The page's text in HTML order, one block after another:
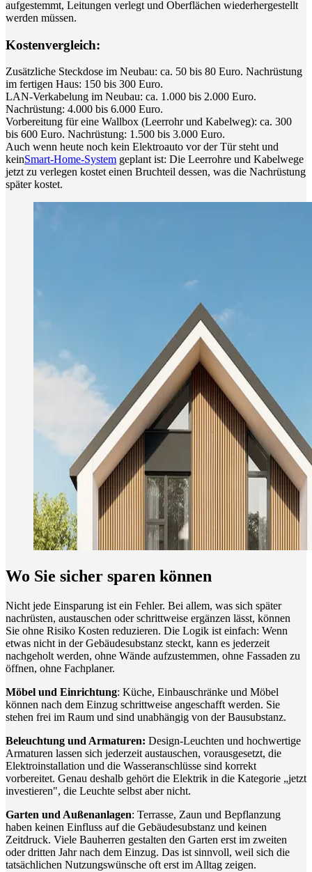
aufgestemmt, Leitungen verlegt und Oberflächen wiederhergestellt
werden müssen.
Kostenvergleich:
Zusätzliche Steckdose im Neubau: ca. 50 bis 80 Euro. Nachrüstung
im fertigen Haus: 150 bis 300 Euro.
LAN-Verkabelung im Neubau: ca. 1.000 bis 2.000 Euro.
Nachrüstung: 4.000 bis 6.000 Euro.
Vorbereitung für eine Wallbox (Leerrohr und Kabelweg): ca. 300
bis 600 Euro. Nachrüstung: 1.500 bis 3.000 Euro.
Auch wenn heute noch kein Elektroauto vor der Tür steht und
keinSmart-Home-System geplant ist: Die Leerrohre und Kabelwege
jetzt zu verlegen kostet einen Bruchteil dessen, was die Nachrüstung
später kostet.
Wo Sie sicher sparen können
Nicht jede Einsparung ist ein Fehler. Bei allem, was sich später
nachrüsten, austauschen oder schrittweise ergänzen lässt, können
Sie ohne Risiko Kosten reduzieren. Die Logik ist einfach: Wenn
etwas nicht in der Gebäudesubstanz steckt, kann es jederzeit
nachgeholt werden, ohne Wände aufzustemmen, ohne Fassaden zu
öffnen, ohne Fachplaner.
Möbel und Einrichtung: Küche, Einbauschränke und Möbel
können nach dem Einzug schrittweise angeschafft werden. Sie
stehen frei im Raum und sind unabhängig von der Bausubstanz.
Beleuchtung und Armaturen: Design-Leuchten und hochwertige
Armaturen lassen sich jederzeit austauschen, vorausgesetzt, die
Elektroinstallation und die Wasseranschlüsse sind korrekt
vorbereitet. Genau deshalb gehört die Elektrik in die Kategorie „jetzt
investieren", die Leuchte selbst aber nicht.
Garten und Außenanlagen: Terrasse, Zaun und Bepflanzung
haben keinen Einfluss auf die Gebäudesubstanz und keinen
Zeitdruck. Viele Bauherren gestalten den Garten erst im zweiten
oder dritten Jahr nach dem Einzug. Das ist sinnvoll, weil sich die
tatsächlichen Nutzungswünsche oft erst im Alltag zeigen.